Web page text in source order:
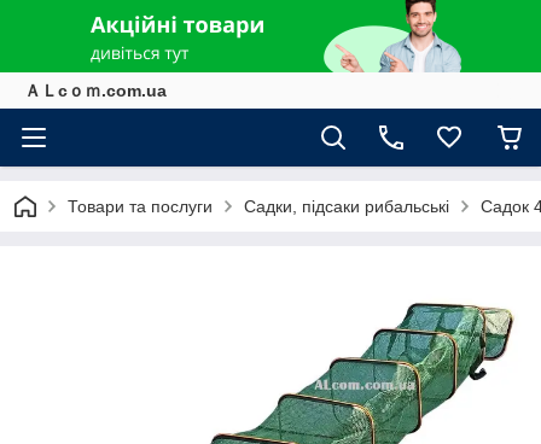
ＡＬcｏｍ.com.ua
Товари та послуги Садки, підсаки рибальські Садок